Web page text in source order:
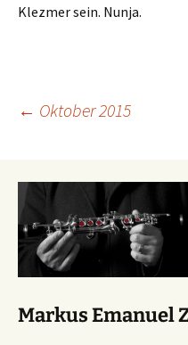
Klezmer sein. Nunja.
← Oktober 2015
Markus Emanuel